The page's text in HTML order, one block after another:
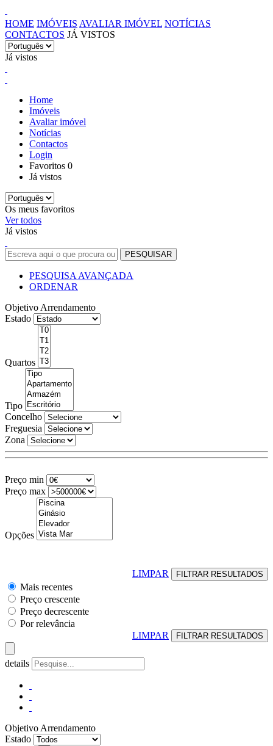
HOME IMÓVEIS AVALIAR IMÓVEL NOTÍCIAS
CONTACTOS JÁ VISTOS
Já vistos
Home
Imóveis
Avaliar imóvel
Notícias
Contactos
Login
Favoritos 0
Já vistos
Os meus favoritos
Ver todos
Já vistos
PESQUISA AVANÇADA
ORDENAR
Objetivo Arrendamento
Estado
Quartos
Tipo
Concelho
Freguesia
Zona
Preço min
Preço max
Opções
LIMPAR
Mais recentes
Preço crescente
Preço decrescente
Por relevância
LIMPAR
details
Objetivo Arrendamento
Estado